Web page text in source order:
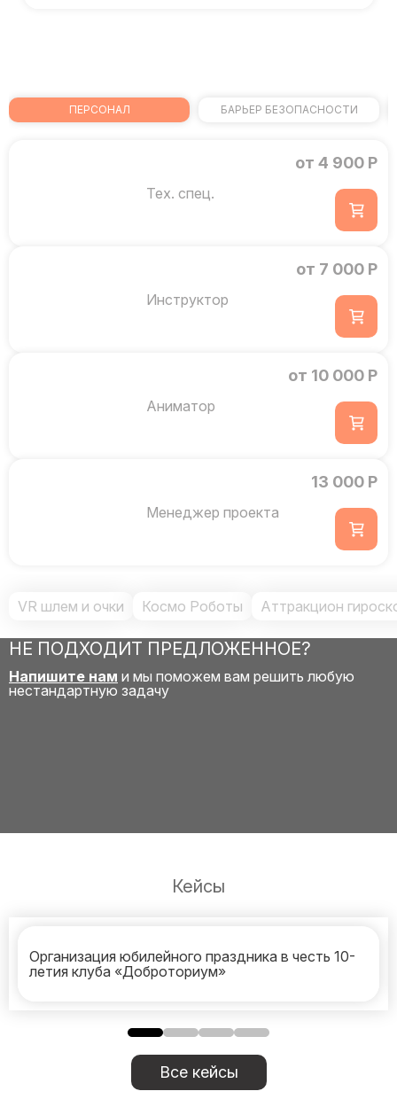
ПЕРСОНАЛ БАРЬЕР БЕЗОПАСНОСТИ
Тех. спец.
от 4 900 Р
Инструктор
от 7 000 Р
Аниматор
от 10 000 Р
Менеджер проекта
13 000 Р
VR шлем и очки Космо Роботы Аттракцион
НЕ ПОДХОДИТ ПРЕДЛОЖЕННОЕ?
Напишите нам и мы поможем вам решить любую
нестандартную задачу
Кейсы
Организация юбилейного праздника в честь 10-
летия клуба «Доброториум»
Все кейсы